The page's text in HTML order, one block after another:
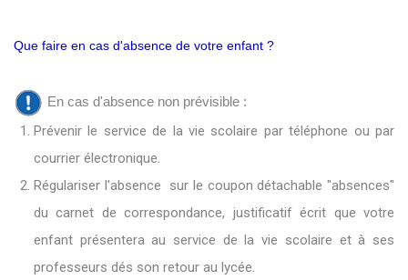
Que faire en cas d'absence de votre enfant ?
En cas d'absence non prévisible :
Prévenir le service de la vie scolaire par téléphone ou par
courrier électronique.
Régulariser l'absence sur le coupon détachable "absences"
du carnet de correspondance, justificatif écrit que votre
enfant présentera au service de la vie scolaire et à ses
professeurs dés son retour au lycée.